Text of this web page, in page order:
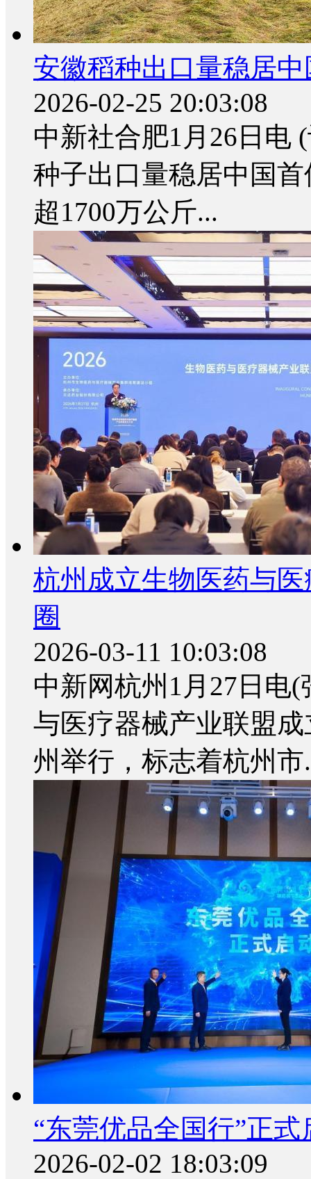
安徽稻种出口量稳居
2026-02-25 20:03:08
中新社合肥1月26日电
种子出口量稳居中国
超1700万公斤...
杭州成立生物医药与
圈
2026-03-11 10:03:08
中新网杭州1月27日电
与医疗器械产业联盟
州举行，标志着杭州市
“东莞优品全国行”正
2026-02-02 18:03:09